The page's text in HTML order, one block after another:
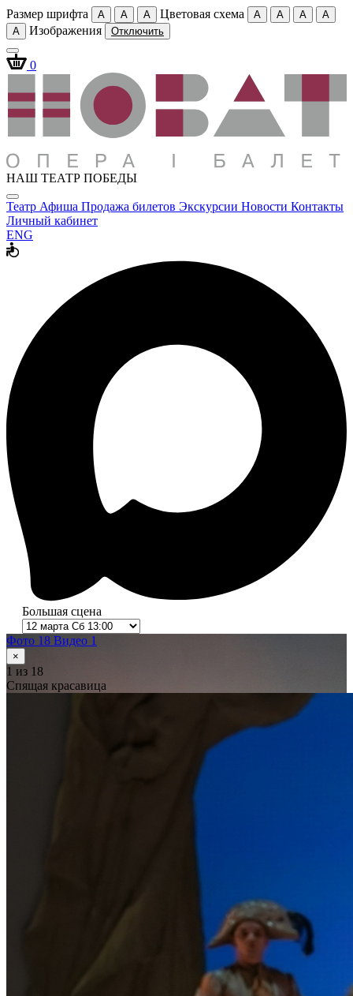
Размер шрифта A A A Цветовая схема A A A
A
A
Изображения Отключить
0
НАШ ТЕАТР ПОБЕДЫ
Театр Афиша Продажа билетов Экскурсии Новости Контакты
Личный кабинет
ENG
Большая сцена
Фото 18 Видео 1
×
1 из 18
Спящая красавица